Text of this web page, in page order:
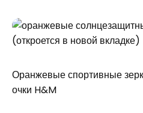
(откроется в новой вкладке)
Оранжевые спортивные
очки H&M